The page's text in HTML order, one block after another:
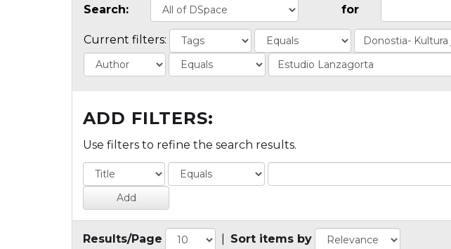
Search: for
Current filters:
ADD FILTERS:
Use filters to refine the search results.
Results/Page Sort items by